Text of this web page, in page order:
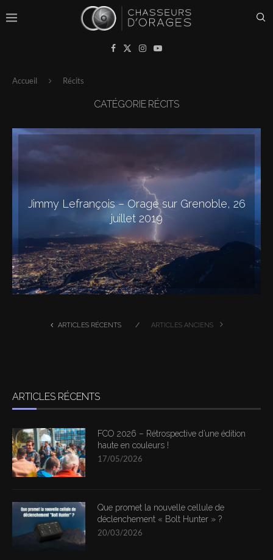
Accueil Récits
CATÉGORIE RÉCITS
Jimmy Lefrançois – Orage sur Grenoble, 26
juillet 2019
ARTICLES RÉCENTS ARTICLES ANCIENS
ARTICLES RÉCENTS
FCO 2026 – Rétrospective d’une édition
haute en couleurs !
17/05/2026
Que promet la nouvelle cellule de
déclenchement « Bolt Hunter » ?
20/03/2026